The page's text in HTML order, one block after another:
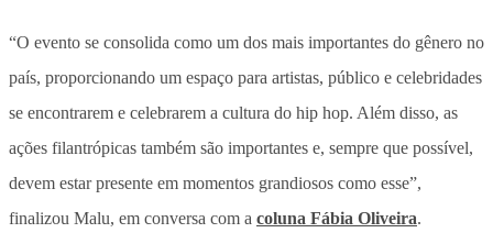
“O evento se consolida como um dos mais importantes do gênero no
país, proporcionando um espaço para artistas, público e celebridades
se encontrarem e celebrarem a cultura do hip hop. Além disso, as
ações filantrópicas também são importantes e, sempre que possível,
devem estar presente em momentos grandiosos como esse”,
finalizou Malu, em conversa com a coluna Fábia Oliveira.